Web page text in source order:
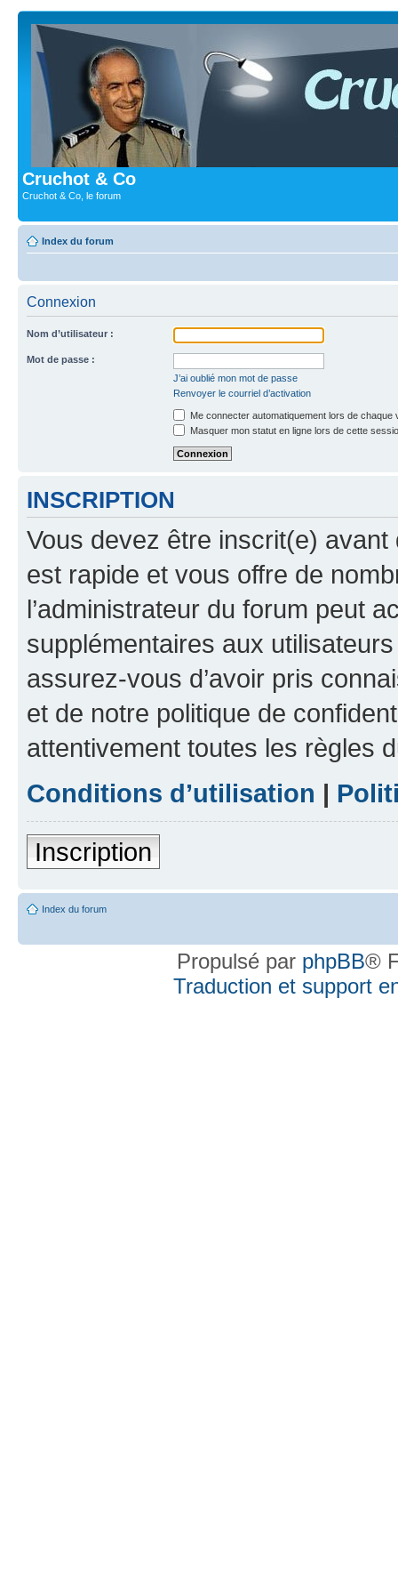
Cruchot & Co
Cruchot & Co, le forum
Index du forum
Connexion
Nom d’utilisateur :
Mot de passe :
J’ai oublié mon mot de passe
Renvoyer le courriel d’activation
Me connecter automatiquement lors de chaque
Masquer mon statut en ligne lors de cette
INSCRIPTION
Vous devez être inscrit(e) avant
est rapide et vous offre de
l’administrateur du forum peut
supplémentaires aux
assurez-vous d’avoir pris
et de notre politique de
attentivement toutes les règles
Conditions d’utilisation |
Inscription
Index du forum
Propulsé par phpBB®
Traduction et support